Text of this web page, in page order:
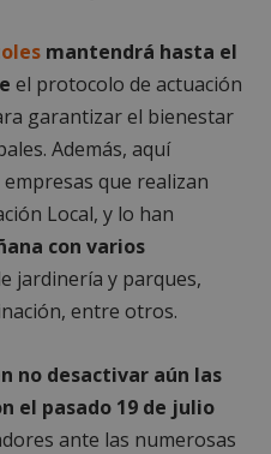
mantendrá hasta el
el protocolo de actuación
garantizar el bienestar
Además, aquí
que realizan
Local, y lo han
con varios
jardinería y parques,
entre otros.
no desactivar aún las
el pasado 19 de julio
ante las numerosas